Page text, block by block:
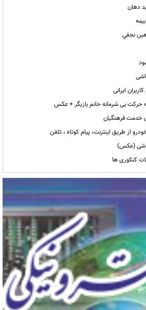
نجفي
حرکت بی شرمانه خانم بازیگر + عکس
از طریق اینترنت، پیام کوتاه ، تلفن
(عکس)
کنکوری ها